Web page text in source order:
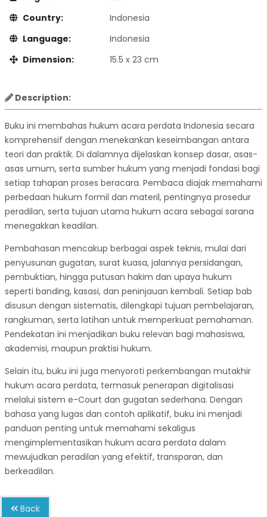
Country:
Indonesia
Language:
Indonesia
Dimension:
15.5 x 23 cm
Description:
Buku ini membahas hukum acara perdata Indonesia secara
komprehensif dengan menekankan keseimbangan antara
teori dan praktik. Di dalamnya dijelaskan konsep dasar, asas-
asas umum, serta sumber hukum yang menjadi fondasi bagi
setiap tahapan proses beracara. Pembaca diajak memahami
perbedaan hukum formil dan materil, pentingnya prosedur
peradilan, serta tujuan utama hukum acara sebagai sarana
menegakkan keadilan.
Pembahasan mencakup berbagai aspek teknis, mulai dari
penyusunan gugatan, surat kuasa, jalannya persidangan,
pembuktian, hingga putusan hakim dan upaya hukum
seperti banding, kasasi, dan peninjauan kembali. Setiap bab
disusun dengan sistematis, dilengkapi tujuan pembelajaran,
rangkuman, serta latihan untuk memperkuat pemahaman.
Pendekatan ini menjadikan buku relevan bagi mahasiswa,
akademisi, maupun praktisi hukum.
Selain itu, buku ini juga menyoroti perkembangan mutakhir
hukum acara perdata, termasuk penerapan digitalisasi
melalui sistem e-Court dan gugatan sederhana. Dengan
bahasa yang lugas dan contoh aplikatif, buku ini menjadi
panduan penting untuk memahami sekaligus
mengimplementasikan hukum acara perdata dalam
mewujudkan peradilan yang efektif, transparan, dan
berkeadilan.
Back